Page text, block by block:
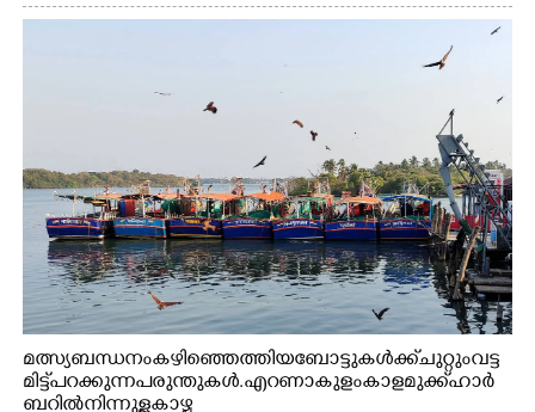
മത്സ്യബന്ധനം കഴിഞ്ഞെത്തിയ ബോട്ടുകൾക്ക് ചുറ്റും വട്ട
മിട്ട് പറക്കുന്ന പരുന്തുകൾ. എറണാകുളം കാളമുക്ക് ഹാർ
ബറിൽ നിന്നുള്ള കാഴ്ച